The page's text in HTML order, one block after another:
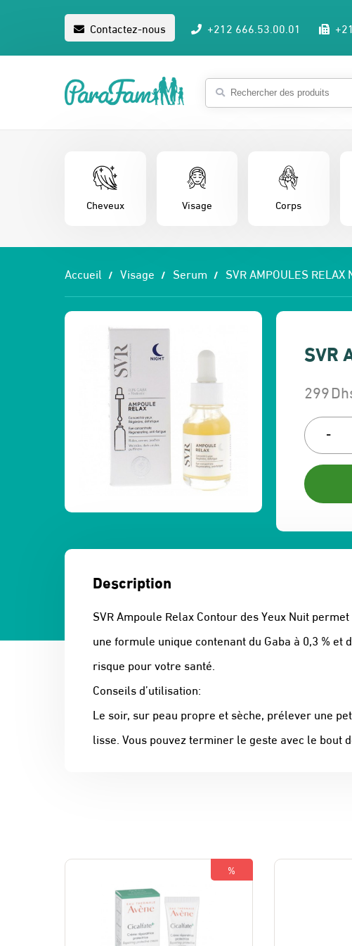
Contactez-nous +212 666.53.00.01
Cheveux Visage Corps
Accueil Visage Serum SVR AMPOULES RELAX
SVR
Le
prix
initial
était :
319
299
Le
prix
actuel
est :
299
-
Description
SVR Ampoule Relax Contour des Yeux Nuit
une formule unique contenant du Gaba à 0,3 %
risque pour votre santé.
Conseils d’utilisation:
Le soir, sur peau propre et sèche, prélever une
lisse. Vous pouvez terminer le geste avec le
%